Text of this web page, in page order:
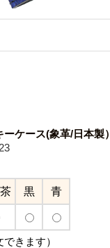
ケース(象革/日本製）
黒 青
きます）